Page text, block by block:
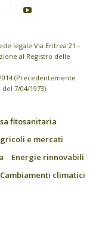
legale Via Eritrea 21 -
al Registro delle
(Precedentemente
7/04/1973)
fitosanitaria
e mercati
Energie rinnovabili
Cambiamenti climatici